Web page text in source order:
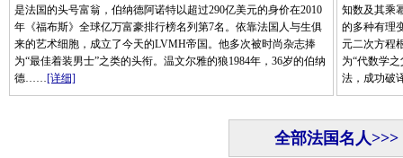
是法国的头号富翁，伯纳德阿诺特以超过290亿美元的身价在2010
年《福布斯》全球亿万富豪排行榜名列第7名。依靠法国人与生俱
来的艺术细胞，成立了今天的LVMH帝国。他多次被时尚杂志捧
为“最佳着装男士”之类的头衔。温文尔雅的狼1984年，36岁的伯纳
德……[详细]
知数及其乘
的多种有理
元二次方程
为“代数学
法，成功破
全部法国名人>>>